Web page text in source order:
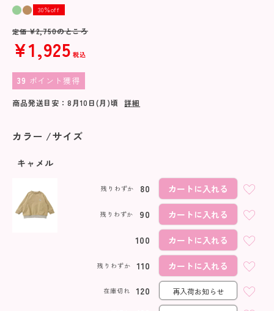
30％off
定価 ¥2,750のところ
¥1,925 税込
39 ポイント獲得
商品発送目安： 8月10日(月)頃 詳細
カラー サイズ
キャメル
80
残りわずか カートに入れる
90
残りわずか カートに入れる
100 カートに入れる
110
残りわずか カートに入れる
120
在庫切れ 再入荷お知らせ